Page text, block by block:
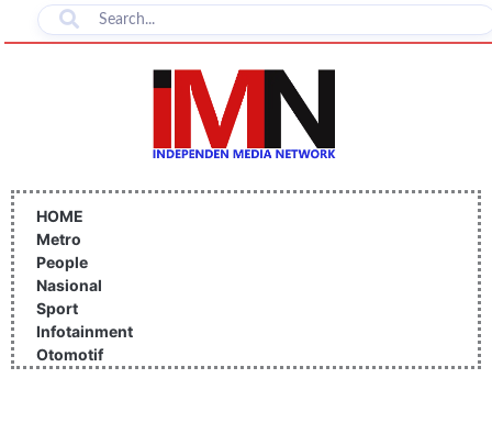
Lewati
ke
HOME
Metro
People
Nasional
Sport
Infotainment
Otomotif